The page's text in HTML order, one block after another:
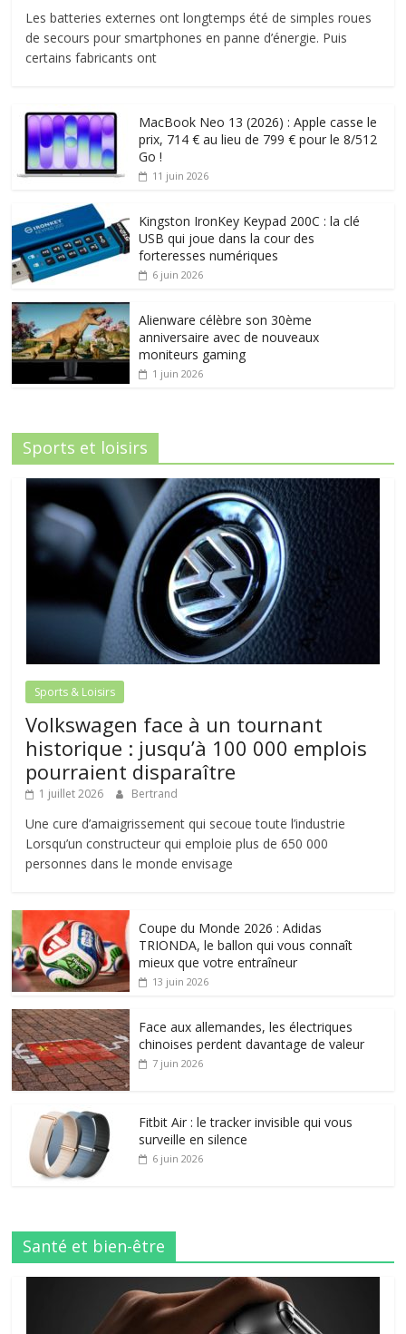
Les batteries externes ont longtemps été de simples roues
de secours pour smartphones en panne d’énergie. Puis
certains fabricants ont
MacBook Neo 13 (2026) : Apple casse le
prix, 714 € au lieu de 799 € pour le 8/512
Go !
11 juin 2026
Kingston IronKey Keypad 200C : la clé
USB qui joue dans la cour des
forteresses numériques
6 juin 2026
Alienware célèbre son 30ème
anniversaire avec de nouveaux
moniteurs gaming
1 juin 2026
Sports et loisirs
Sports & Loisirs
Volkswagen face à un tournant
historique : jusqu’à 100 000 emplois
pourraient disparaître
1 juillet 2026 Bertrand
Une cure d’amaigrissement qui secoue toute l’industrie
Lorsqu’un constructeur qui emploie plus de 650 000
personnes dans le monde envisage
Coupe du Monde 2026 : Adidas
TRIONDA, le ballon qui vous connaît
mieux que votre entraîneur
13 juin 2026
Face aux allemandes, les électriques
chinoises perdent davantage de valeur
7 juin 2026
Fitbit Air : le tracker invisible qui vous
surveille en silence
6 juin 2026
Santé et bien-être